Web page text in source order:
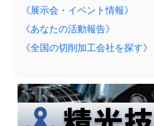
《展示会・イベント情報》
《あなたの活動報告》
《全国の切削加工会社を探す》